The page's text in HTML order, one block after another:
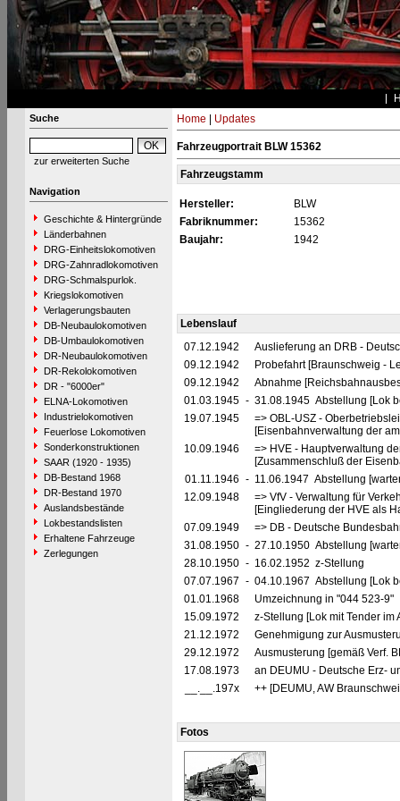
Suche
zur erweiterten Suche
Navigation
Geschichte & Hintergründe
Länderbahnen
DRG-Einheitslokomotiven
DRG-Zahnradlokomotiven
DRG-Schmalspurlok.
Kriegslokomotiven
Verlagerungsbauten
DB-Neubaulokomotiven
DB-Umbaulokomotiven
DR-Neubaulokomotiven
DR-Rekolokomotiven
DR - "6000er"
ELNA-Lokomotiven
Industrielokomotiven
Feuerlose Lokomotiven
Sonderkonstruktionen
SAAR (1920 - 1935)
DB-Bestand 1968
DR-Bestand 1970
Auslandsbestände
Lokbestandslisten
Erhaltene Fahrzeuge
Zerlegungen
Home Updates
Fahrzeugportrait BLW 15362
Fahrzeugstamm
Hersteller:
BLW
Fabriknummer:
15362
Baujahr:
1942
Lebenslauf
07.12.1942
Auslieferung an DRB -
09.12.1942
Probefahrt [Braunschweig -
09.12.1942
Abnahme
01.03.1945 - 31.08.1945 Abstellung [Lok
19.07.1945
=> OBL-USZ -
[Eisenbahnverwaltung der
10.09.1946
=> HVE - Hauptverwaltung
[Zusammenschluß der
01.11.1946 - 11.06.1947 Abstellung
12.09.1948
=> VfV - Verwaltung für
[Eingliederung der HVE als
07.09.1949
=> DB - Deutsche
31.08.1950 - 27.10.1950 Abstellung
28.10.1950 - 16.02.1952 z-Stellung
07.07.1967 - 04.10.1967 Abstellung [Lok
01.01.1968
Umzeichnung in "044 523-9"
15.09.1972
z-Stellung [Lok mit Tender im
21.12.1972
Genehmigung zur
29.12.1972
Ausmusterung [gemäß Verf.
17.08.1973
an DEUMU - Deutsche Erz-
__.__.197x
++ [DEUMU, AW
Fotos